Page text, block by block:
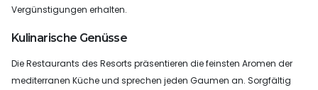
Vergünstigungen erhalten.
Kulinarische Genüsse
Die Restaurants des Resorts präsentieren die feinsten Aromen der
mediterranen Küche und sprechen jeden Gaumen an. Sorgfältig